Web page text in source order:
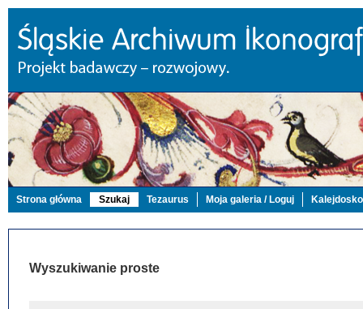
Strona główna Szukaj Tezaurus Moja galeria / Loguj
Wyszukiwanie proste